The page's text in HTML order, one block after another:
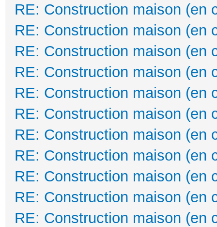
RE: Construction maison (en
RE: Construction maison (en
RE: Construction maison (en
RE: Construction maison (en
RE: Construction maison (en
RE: Construction maison (en
RE: Construction maison (en
RE: Construction maison (en
RE: Construction maison (en
RE: Construction maison (en
RE: Construction maison (en